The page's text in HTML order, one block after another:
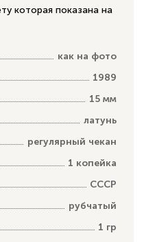
которая показана на
как на фото
1989
15 мм
латунь
регулярный чекан
1 копейка
СССР
рубчатый
1 гр